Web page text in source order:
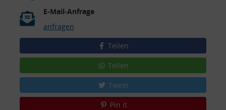
E-Mail-Anfrage
anfragen
Teilen
Teilen
Tweet
Pin it